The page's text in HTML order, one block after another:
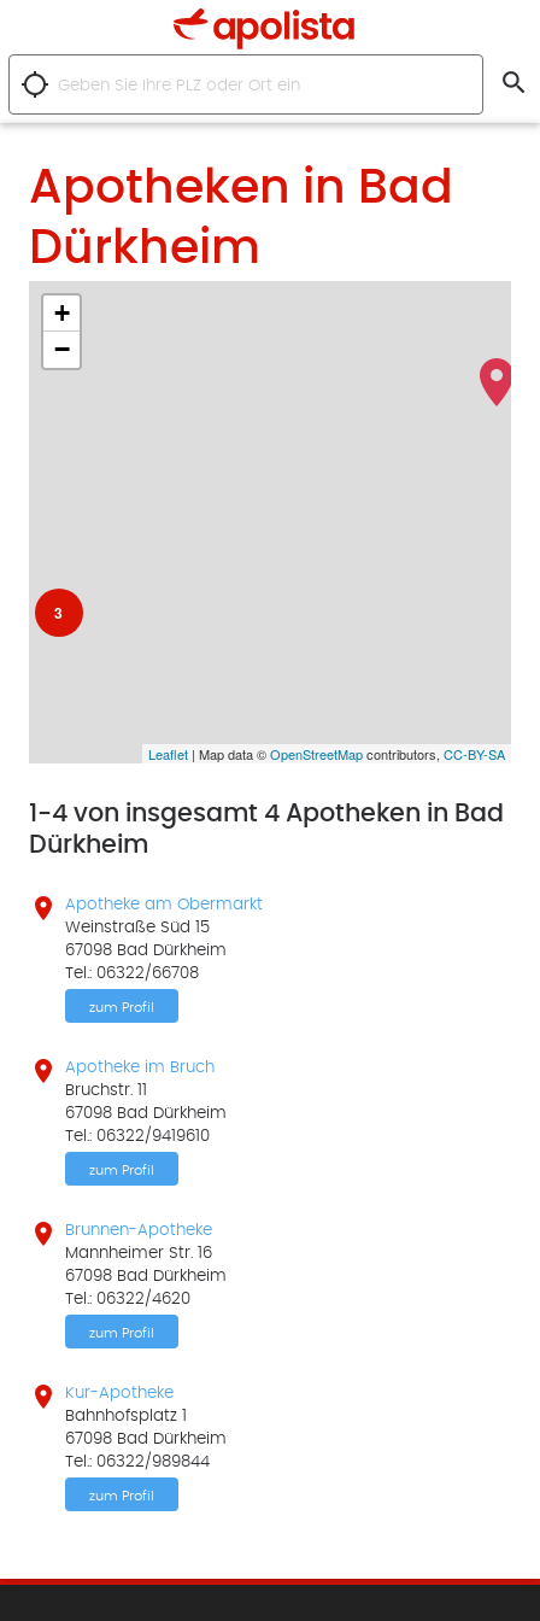
location_searching search
Apotheken in Bad
Dürkheim
3
+
−
Leaflet | Map data ©OpenStreetMapcontributors,CC-BY-SA
1-4 von insgesamt 4 Apotheken in Bad
Dürkheim

Apotheke am Obermarkt
Weinstraße Süd 15
67098 Bad Dürkheim
Tel.: 06322/66708
zum Profil

Apotheke im Bruch
Bruchstr. 11
67098 Bad Dürkheim
Tel.: 06322/9419610
zum Profil

Brunnen-Apotheke
Mannheimer Str. 16
67098 Bad Dürkheim
Tel.: 06322/4620
zum Profil

Kur-Apotheke
Bahnhofsplatz 1
67098 Bad Dürkheim
Tel.: 06322/989844
zum Profil